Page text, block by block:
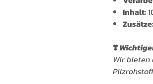
Inhalt:
Zusätze:
❣️
Wir bieten